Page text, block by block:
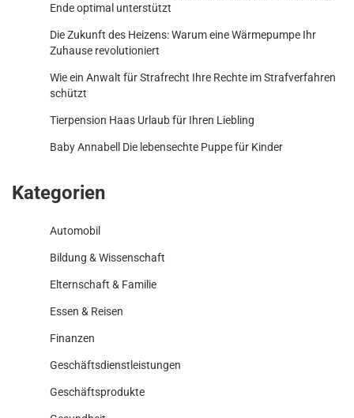
Ende optimal unterstützt
Die Zukunft des Heizens: Warum eine Wärmepumpe Ihr
Zuhause revolutioniert
Wie ein Anwalt für Strafrecht Ihre Rechte im Strafverfahren
schützt
Tierpension Haas Urlaub für Ihren Liebling
Baby Annabell Die lebensechte Puppe für Kinder
Kategorien
Automobil
Bildung & Wissenschaft
Elternschaft & Familie
Essen & Reisen
Finanzen
Geschäftsdienstleistungen
Geschäftsprodukte